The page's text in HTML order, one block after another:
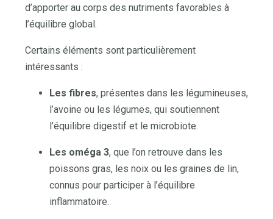
d’apporter au corps des nutriments favorables à
l’équilibre global.
Certains éléments sont particulièrement
intéressants :
Les fibres, présentes dans les légumineuses,
l’avoine ou les légumes, qui soutiennent
l’équilibre digestif et le microbiote.
Les oméga 3, que l’on retrouve dans les
poissons gras, les noix ou les graines de lin,
connus pour participer à l’équilibre
inflammatoire.